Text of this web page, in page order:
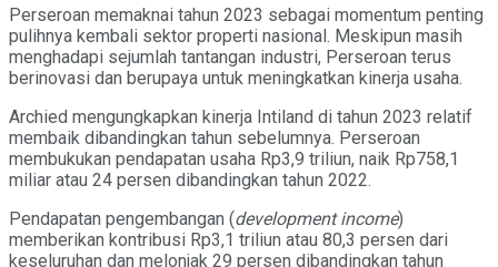
Perseroan memaknai tahun 2023 sebagai momentum penting
pulihnya kembali sektor properti nasional. Meskipun masih
menghadapi sejumlah tantangan industri, Perseroan terus
berinovasi dan berupaya untuk meningkatkan kinerja usaha.
Archied mengungkapkan kinerja Intiland di tahun 2023 relatif
membaik dibandingkan tahun sebelumnya. Perseroan
membukukan pendapatan usaha Rp3,9 triliun, naik Rp758,1
miliar atau 24 persen dibandingkan tahun 2022.
Pendapatan pengembangan (development income)
memberikan kontribusi Rp3,1 triliun atau 80,3 persen dari
keseluruhan dan melonjak 29 persen dibandingkan tahun